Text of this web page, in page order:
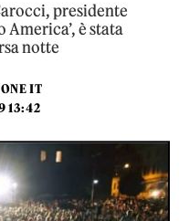
presidente
America’, è stata
notte
IT
13:42